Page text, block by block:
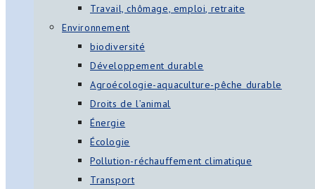
Travail, chômage, emploi, retraite
Environnement
biodiversité
Développement durable
Agroécologie-aquaculture-pêche durable
Droits de l’animal
Énergie
Écologie
Pollution-réchauffement climatique
Transport